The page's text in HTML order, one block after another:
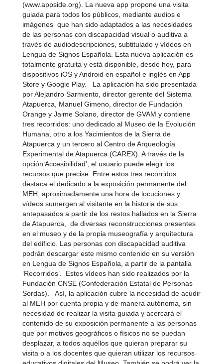
(www.appside.org). La nueva app propone una visita
guiada para todos los públicos, mediante audios e
imágenes que han sido adaptados a las necesidades
de las personas con discapacidad visual o auditiva a
través de audiodescripciones, subtitulado y vídeos en
Lengua de Signos Española. Esta nueva aplicación es
totalmente gratuita y está disponible, desde hoy, para
dispositivos iOS y Android en español e inglés en App
Store y Google Play. La aplicación ha sido presentada
por Alejandro Sarmiento, director gerente del Sistema
Atapuerca, Manuel Gimeno, director de Fundación
Orange y Jaime Solano, director de GVAM y contiene
tres recorridos: uno dedicado al Museo de la Evolución
Humana, otro a los Yacimientos de la Sierra de
Atapuerca y un tercero al Centro de Arqueología
Experimental de Atapuerca (CAREX). A través de la
opción‘Accesibilidad’, el usuario puede elegir los
recursos que precise. Entre estos tres recorridos
destaca el dedicado a la exposición permanente del
MEH; aproximadamente una hora de locuciones y
vídeos sumergen al visitante en la historia de sus
antepasados a partir de los restos hallados en la Sierra
de Atapuerca, de diversas reconstrucciones presentes
en el museo y de la propia museografía y arquitectura
del edificio. Las personas con discapacidad auditiva
podrán descargar este mismo contenido en su versión
en Lengua de Signos Española, a partir de la pantalla
‘Recorridos’. Estos vídeos han sido realizados por la
Fundación CNSE (Confederación Estatal de Personas
Sordas). Así, la aplicación cubre la necesidad de acudir
al MEH por cuenta propia y de manera autónoma, sin
necesidad de realizar la visita guiada y acercará el
contenido de su exposición permanente a las personas
que por motivos geográficos o físicos no se puedan
desplazar, a todos aquéllos que quieran preparar su
visita o a los docentes que quieran utilizar los recursos